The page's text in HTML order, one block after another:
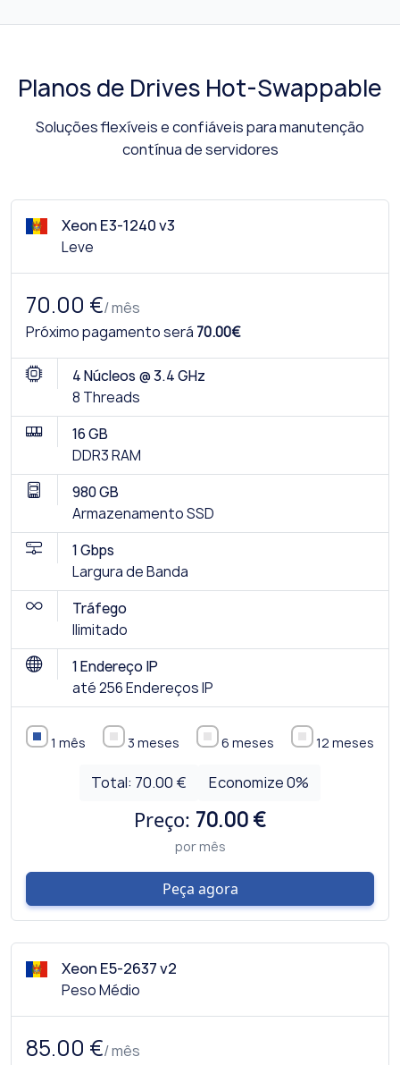
Planos de Drives Hot-Swappable
Soluções flexíveis e confiáveis para manutenção
contínua de servidores
Xeon E3-1240 v3
Leve
70.00 €/ mês
Próximo pagamento será 70.00€
4 Núcleos @ 3.4 GHz
8 Threads
16 GB
DDR3 RAM
980 GB
Armazenamento SSD
1 Gbps
Largura de Banda
Tráfego
Ilimitado
1 Endereço IP
até 256 Endereços IP
1 mês 3 meses 6 meses 12 meses
Total: 70.00 € Economize0%
Preço: 70.00 €
por mês
Peça agora
Xeon E5-2637 v2
Peso Médio
85.00 €/ mês